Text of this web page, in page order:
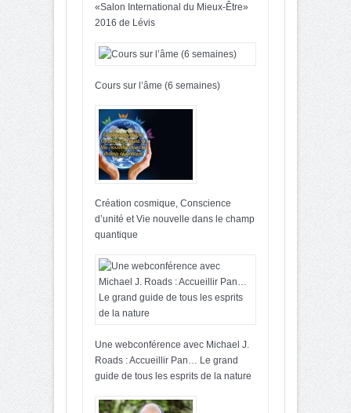
«Salon International du Mieux-Être»
2016 de Lévis
Cours sur l’âme (6 semaines)
Création cosmique, Conscience
d’unité et Vie nouvelle dans le champ
quantique
Une webconférence avec Michael J.
Roads : Accueillir Pan… Le grand
guide de tous les esprits de la nature